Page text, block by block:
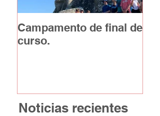
Campamento de final de
curso.
Noticias recientes